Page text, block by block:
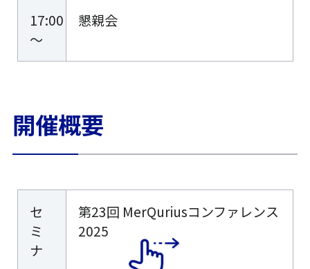
17:00
～
懇親会
開催概要
セ
ミ
ナ
第23回 MerQuriusコンファレンス
2025